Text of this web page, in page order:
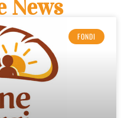
News
FONDI